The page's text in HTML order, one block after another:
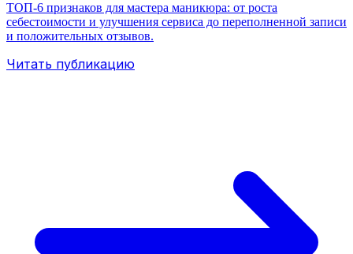
ТОП‑6 признаков для мастера маникюра: от роста
себестоимости и улучшения сервиса до переполненной записи
и положительных отзывов.
Читать публикацию